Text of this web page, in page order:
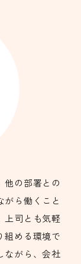
他の部署との
がら働くこと
上司とも気軽
組める環境で
ながら、会社